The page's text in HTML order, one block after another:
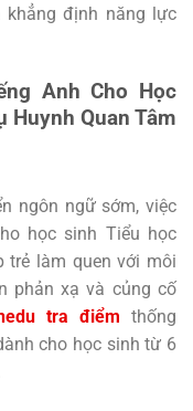
định năng lực
Anh Cho Học
Huynh Quan Tâm
ngôn ngữ sớm, việc
học sinh Tiểu học
trẻ làm quen với môi
phản xạ và củng cố
tra điểm thống
cho học sinh từ 6